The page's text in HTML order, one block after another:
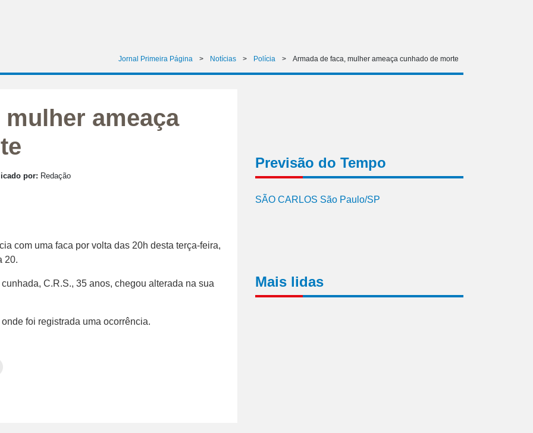
Jornal Primeira Página > Notícias > Polícia > Armada de faca, mulher ameaça cunhado de morte
ameaça
por: Redação
com uma faca por volta das 20h desta terça-feira,
20.
C.R.S., 35 anos, chegou alterada na sua
foi registrada uma ocorrência.
Previsão do Tempo
SÃO CARLOS São Paulo/SP
Mais lidas